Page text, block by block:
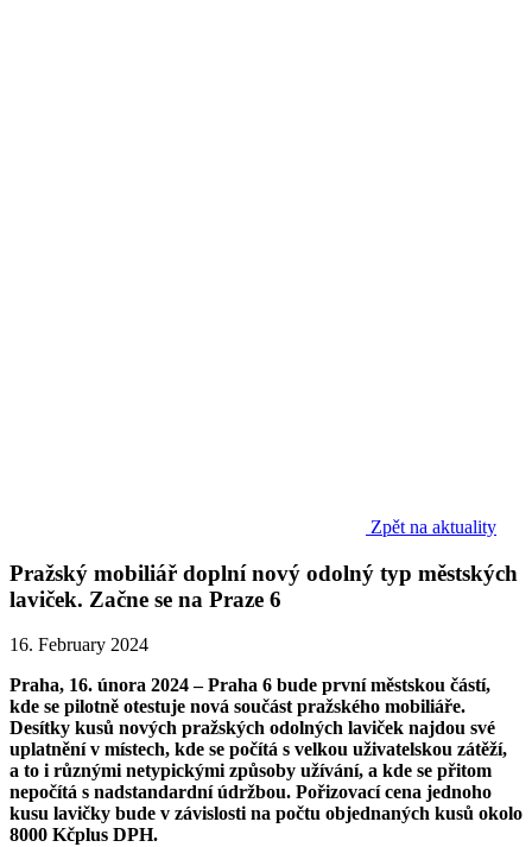
Zpět na aktuality
Pražský mobiliář doplní nový odolný typ městských
laviček. Začne se na Praze 6
16. February 2024
Praha, 16. února 2024 – Praha 6 bude první městskou částí,
kde se pilotně otestuje nová součást pražského mobiliáře.
Desítky kusů nových pražských odolných laviček najdou své
uplatnění v místech, kde se počítá s velkou uživatelskou zátěží,
a to i různými netypickými způsoby užívání, a kde se přitom
nepočítá s nadstandardní údržbou. Pořizovací cena jednoho
kusu lavičky bude v závislosti na počtu objednaných kusů okolo
8000 Kčplus DPH.